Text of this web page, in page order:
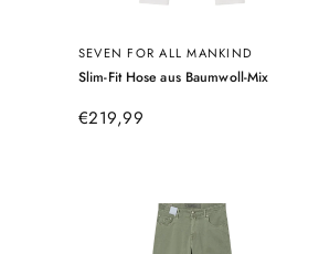
SEVEN FOR ALL MANKIND
Slim-Fit Hose aus Baumwoll-Mix–
€219,99